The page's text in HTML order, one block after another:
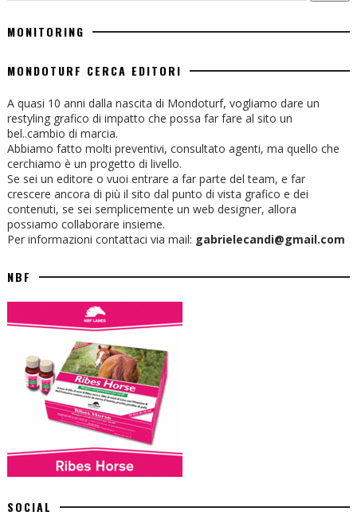
MONITORING
MONDOTURF CERCA EDITORI
A quasi 10 anni dalla nascita di Mondoturf, vogliamo dare un
restyling grafico di impatto che possa far fare al sito un
bel..cambio di marcia.
Abbiamo fatto molti preventivi, consultato agenti, ma quello che
cerchiamo è un progetto di livello.
Se sei un editore o vuoi entrare a far parte del team, e far
crescere ancora di più il sito dal punto di vista grafico e dei
contenuti, se sei semplicemente un web designer, allora
possiamo collaborare insieme.
Per informazioni contattaci via mail: gabrielecandi@gmail.com
NBF
SOCIAL